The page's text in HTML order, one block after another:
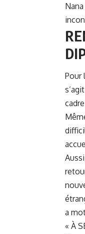
Pour
a
« À